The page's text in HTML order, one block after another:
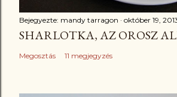
Bejegyezte: mandy tarragon október 19,
SHARLOTKA, AZ OROSZ
Megosztás 11 megjegyzés